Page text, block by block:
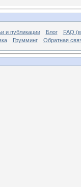
и публикации Блог
FAQ
Грумминг Обратная